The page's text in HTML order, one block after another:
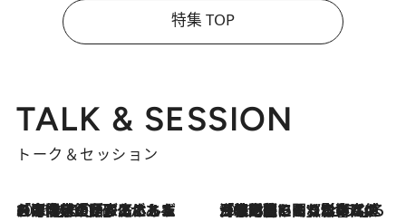
特集 TOP
TALK & SESSION
トーク＆セッション
2026.8.3
「今後値上げがあるとすれば…」「リスクがあるのは今年の冬」エネルギー専門家が語る、ホルムズ海峡封鎖が家庭にもたらす“ある心配” 2026.8.3
「住宅建てられない…」「サーチャージ料の高値が続いている」ホルムズ海峡封鎖による影響はいつまで続く？《エネルギー専門家に聞く“どうなる日本の暮らし”》